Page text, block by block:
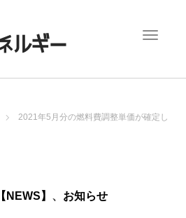
T
e
2021年5月分の燃料費調整単価が確定し
【NEWS】 、 お知らせ